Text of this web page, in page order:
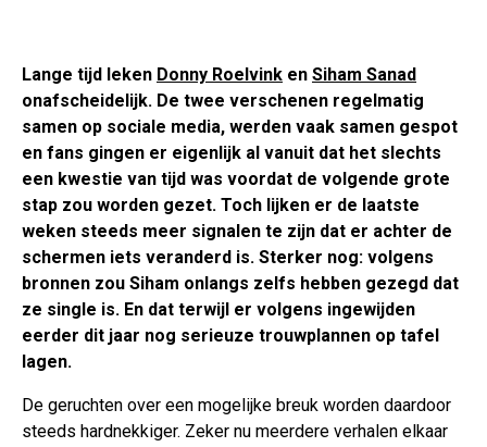
Lange tijd leken Donny Roelvink en Siham Sanad
onafscheidelijk. De twee verschenen regelmatig
samen op sociale media, werden vaak samen gespot
en fans gingen er eigenlijk al vanuit dat het slechts
een kwestie van tijd was voordat de volgende grote
stap zou worden gezet. Toch lijken er de laatste
weken steeds meer signalen te zijn dat er achter de
schermen iets veranderd is. Sterker nog: volgens
bronnen zou Siham onlangs zelfs hebben gezegd dat
ze single is. En dat terwijl er volgens ingewijden
eerder dit jaar nog serieuze trouwplannen op tafel
lagen.
De geruchten over een mogelijke breuk worden daardoor
steeds hardnekkiger. Zeker nu meerdere verhalen elkaar